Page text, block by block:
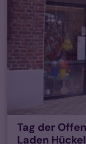
Tag der
Laden